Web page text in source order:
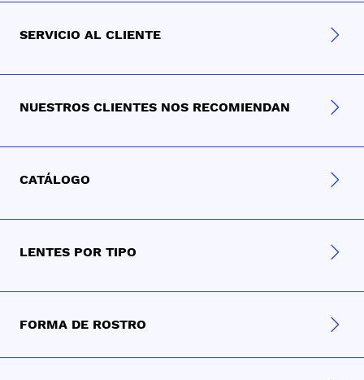
SERVICIO AL CLIENTE
NUESTROS CLIENTES NOS RECOMIENDAN
CATÁLOGO
LENTES POR TIPO
FORMA DE ROSTRO